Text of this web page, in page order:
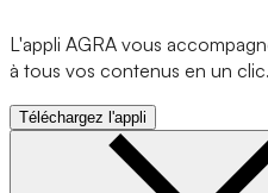
L'appli AGRA vous
à tous vos contenus en un clic.
Téléchargez l'appli